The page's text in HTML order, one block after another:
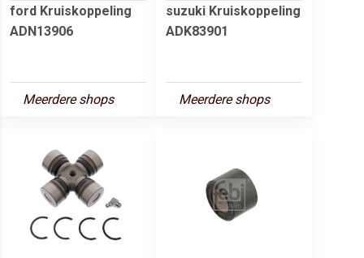
ford Kruiskoppeling
ADN13906
Meerdere shops
suzuki Kruiskoppeling
ADK83901
Meerdere shops